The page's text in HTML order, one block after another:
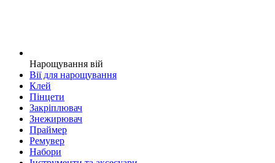
Нарощування вій
Вії для нарощування
Клей
Пінцети
Закріплювач
Знежирювач
Праймер
Ремувер
Набори